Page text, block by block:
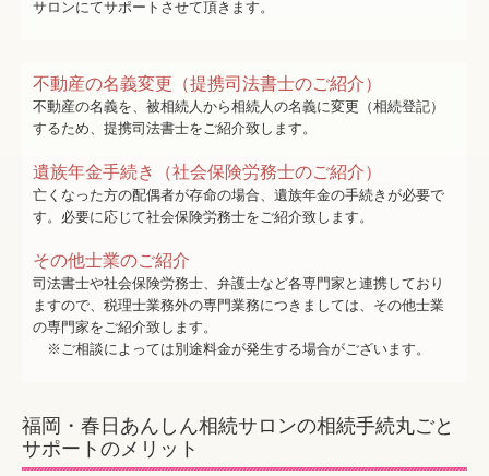
サロンにてサポートさせて頂きます。
不動産の名義変更（提携司法書士のご紹介）
不動産の名義を、被相続人から相続人の名義に変更（相続登記）
するため、提携司法書士をご紹介致します。
遺族年金手続き（社会保険労務士のご紹介）
亡くなった方の配偶者が存命の場合、遺族年金の手続きが必要で
す。必要に応じて社会保険労務士をご紹介致します。
その他士業のご紹介
司法書士や社会保険労務士、弁護士など各専門家と連携しており
ますので、税理士業務外の専門業務につきましては、その他士業
の専門家をご紹介致します。
※ご相談によっては別途料金が発生する場合がございます。
福岡・春日あんしん相続サロンの相続手続丸ごと
サポートのメリット